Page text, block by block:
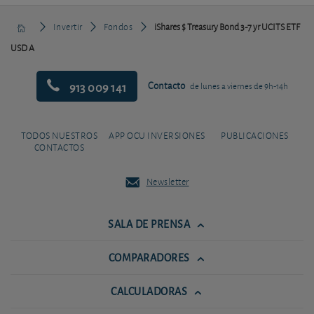
Invertir Fondos
iShares $ Treasury Bond 3-7 yr UCITS ETF
USD A
913 009 141 Contacto de lunes a viernes de 9h-14h
TODOS NUESTROS
CONTACTOS
APP OCU INVERSIONES PUBLICACIONES
Newsletter
SALA DE PRENSA
COMPARADORES
CALCULADORAS